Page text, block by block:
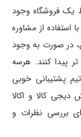
یک فروشگاه وجود
از مشاوره
در صورت به وجود
پیدا کنند. هرسه
پشتیبانی خوبی
کالا و اکالا
بررسی نظرات و